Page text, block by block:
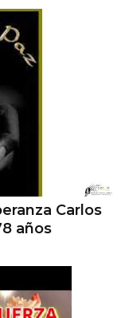
Carlos
años